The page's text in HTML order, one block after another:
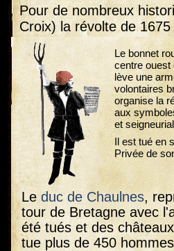
Pour de nombreux
Croix) la révolte de
Le bonnet
centre ouest
lève une
volontaires
organise la
aux
et
Il est tué en
Privée de
Leduc de Chaulnes,
tour de Bretagne avec
été tués et des
tue plus de 450